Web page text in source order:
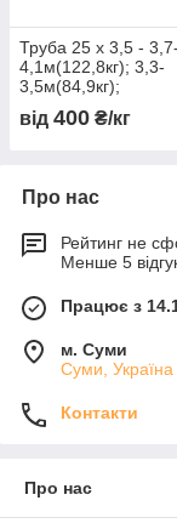
Труба 25 х 3,5 - 3,7-
4,1м(122,8кг); 3,3-
3,5м(84,9кг);
від 400 ₴/кг
Про нас
Рейтинг не
Менше 5
Працює з
м. Суми
Суми, Україна
Контакти
Про нас